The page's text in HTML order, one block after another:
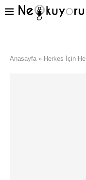
Anasayfa » Herkes İçin